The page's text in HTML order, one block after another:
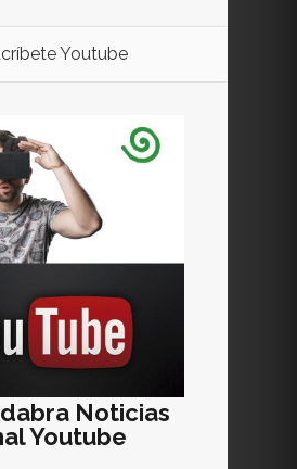
Youtube
Noticias
Youtube